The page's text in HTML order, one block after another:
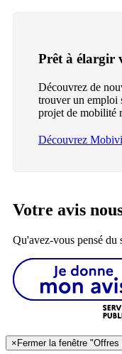
Prêt à élargir
Découvrez de
trouver un emploi
projet de mobilité
Découvrez
Votre avis
Qu'avez-vous pensé du
× Fermer la fenêtre "Offres